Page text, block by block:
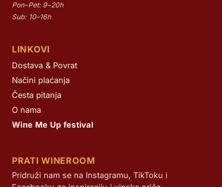
Pon–Pet: 9–20h
Sub: 10–16h
LINKOVI
Dostava & Povrat
Načini plaćanja
Česta pitanja
O nama
Wine Me Up festival
PRATI WINEROOM
Pridruži nam se na Instagramu, TikToku i